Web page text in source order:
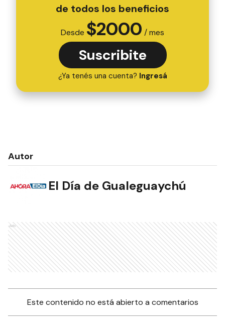
de todos los beneficios
Desde $2000 / mes
Suscribite
¿Ya tenés una cuenta? Ingresá
Autor
El Día de Gualeguaychú
Ads
Este contenido no está abierto a comentarios